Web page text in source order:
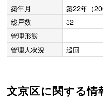
築年月
築22年（
総戸数
32
管理形態
-
管理人状況
巡回
文京区に関する情